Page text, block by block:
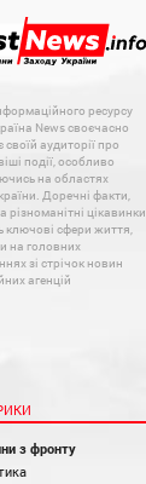
ресурсу
News своєчасно
своїй аудиторії про
події, особливо
на областях
Доречні факти,
різноманітні цікавинки
ключові сфери життя,
на головних
зі стрічок новин
агенцій
з фронту